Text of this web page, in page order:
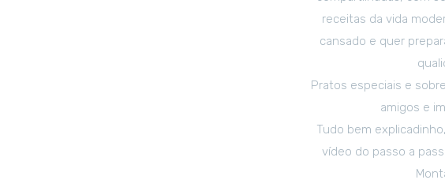
receitas da vida
cansado e quer
Pratos especiais e
amigos e
Tudo bem
vídeo do passo a